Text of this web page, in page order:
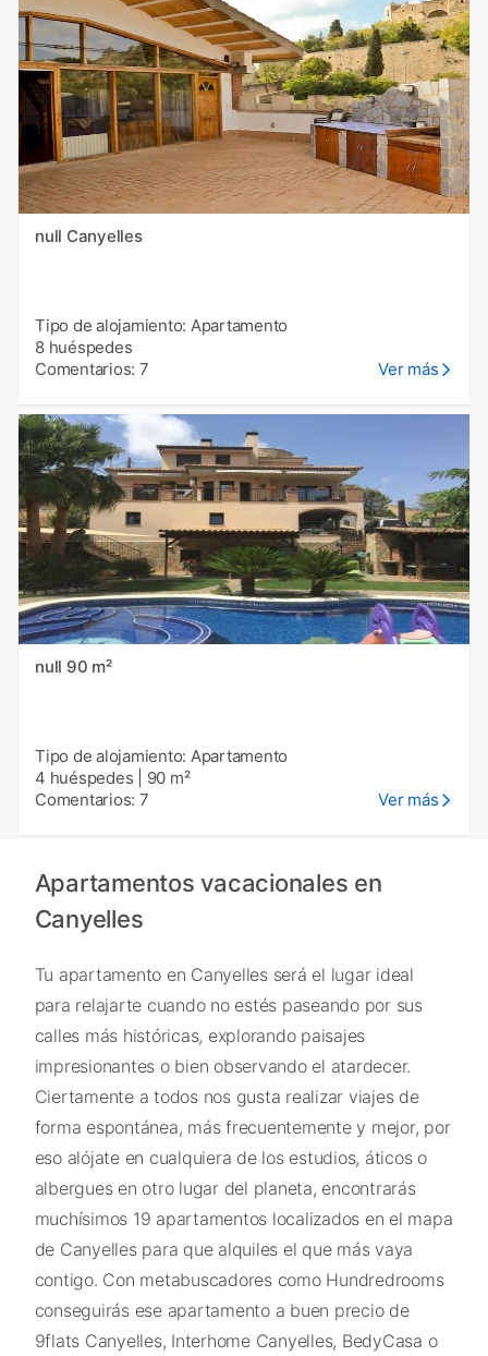
null Canyelles
Tipo de alojamiento: Apartamento
8 huéspedes
Comentarios: 7
Ver más
null 90 m²
Tipo de alojamiento: Apartamento
4 huéspedes
90 m²
Comentarios: 7
Ver más
Apartamentos vacacionales en
Canyelles
Tu apartamento en Canyelles será el lugar ideal
para relajarte cuando no estés paseando por sus
calles más históricas, explorando paisajes
impresionantes o bien observando el atardecer.
Ciertamente a todos nos gusta realizar viajes de
forma espontánea, más frecuentemente y mejor, por
eso alójate en cualquiera de los estudios, áticos o
albergues en otro lugar del planeta, encontrarás
muchísimos 19 apartamentos localizados en el mapa
de Canyelles para que alquiles el que más vaya
contigo. Con metabuscadores como Hundredrooms
conseguirás ese apartamento a buen precio de
9flats Canyelles, Interhome Canyelles, BedyCasa o